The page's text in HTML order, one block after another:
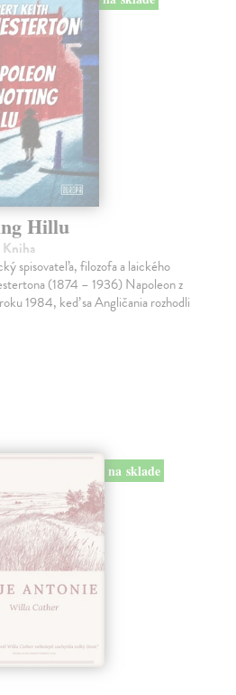
Hillu
Kniha
spisovateľa, filozofa a laického
(1874 – 1936) Napoleon z
1984, keď sa Angličania rozhodli
na sklade